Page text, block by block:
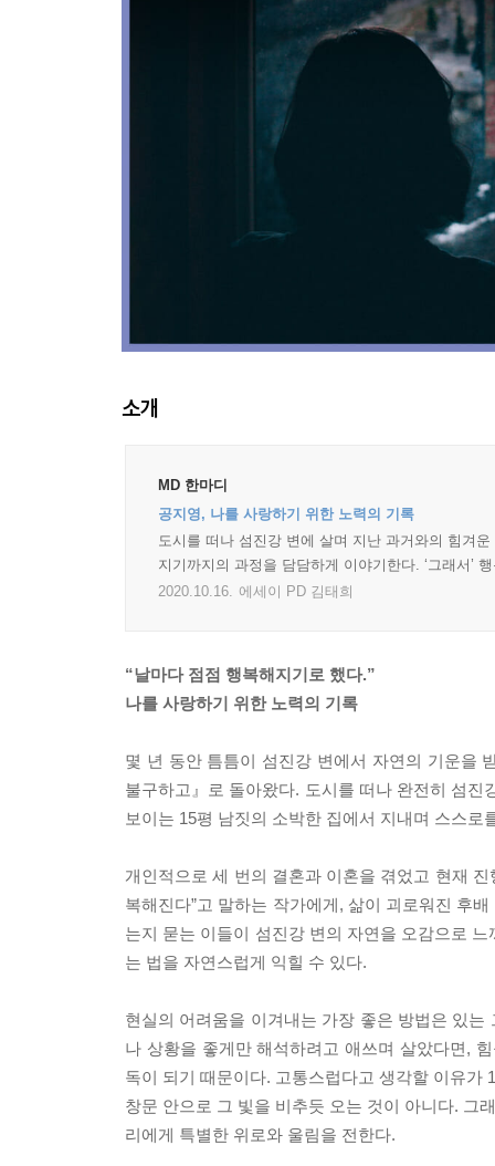
소개
MD 한마디
공지영, 나를 사랑하기 위한 노력의 기록
도시를 떠나 섬진강 변에 살며 지난 과거와의 힘겨
지기까지의 과정을 담담하게 이야기한다. ‘그래서’
2020.10.16. 에세이 PD 김태희
“날마다 점점 행복해지기로 했다.”
나를 사랑하기 위한 노력의 기록
몇 년 동안 틈틈이 섬진강 변에서 자연의 기운을
불구하고』로 돌아왔다. 도시를 떠나 완전히 섬
보이는 15평 남짓의 소박한 집에서 지내며 스스
개인적으로 세 번의 결혼과 이혼을 겪었고 현재
복해진다”고 말하는 작가에게, 삶이 괴로워진 후
는지 묻는 이들이 섬진강 변의 자연을 오감으로
는 법을 자연스럽게 익힐 수 있다.
현실의 어려움을 이겨내는 가장 좋은 방법은 있
나 상황을 좋게만 해석하려고 애쓰며 살았다면,
독이 되기 때문이다. 고통스럽다고 생각할 이유가
창문 안으로 그 빛을 비추듯 오는 것이 아니다. 그
리에게 특별한 위로와 울림을 전한다.